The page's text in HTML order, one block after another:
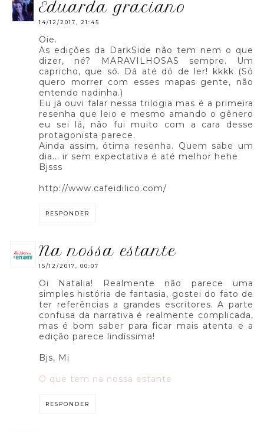
eduarda graciano
14/12/2017, 21:45
Oie.
As edições da DarkSide não tem nem o que
dizer, né? MARAVILHOSAS sempre. Um
capricho, que só. Dá até dó de ler! kkkk (Só
quero morrer com esses mapas gente, não
entendo nadinha.)
Eu já ouvi falar nessa trilogia mas é a primeira
resenha que leio e mesmo amando o gênero
eu sei lá, não fui muito com a cara desse
protagonista parece.
Ainda assim, ótima resenha. Quem sabe um
dia... ir sem expectativa é até melhor hehe
Bjsss
http://www.cafeidilico.com/
RESPONDER
na nossa estante
15/12/2017, 00:07
Oi Natalia! Realmente não parece uma
simples história de fantasia, gostei do fato de
ter referências a grandes escritores. A parte
confusa da narrativa é realmente complicada,
mas é bom saber para ficar mais atenta e a
edição parece lindíssima!
Bjs, Mi
O que tem na nossa estante
RESPONDER